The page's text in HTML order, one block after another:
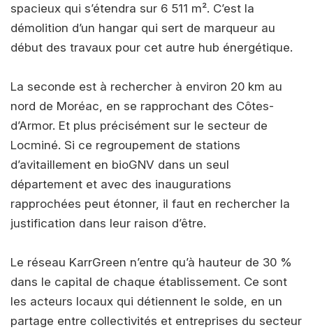
spacieux qui s’étendra sur 6 511 m². C’est la
démolition d’un hangar qui sert de marqueur au
début des travaux pour cet autre hub énergétique.
La seconde est à rechercher à environ 20 km au
nord de Moréac, en se rapprochant des Côtes-
d’Armor. Et plus précisément sur le secteur de
Locminé. Si ce regroupement de stations
d’avitaillement en bioGNV dans un seul
département et avec des inaugurations
rapprochées peut étonner, il faut en rechercher la
justification dans leur raison d’être.
Le réseau KarrGreen n’entre qu’à hauteur de 30 %
dans le capital de chaque établissement. Ce sont
les acteurs locaux qui détiennent le solde, en un
partage entre collectivités et entreprises du secteur